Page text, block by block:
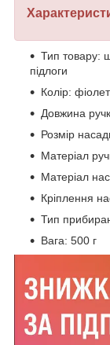
Тип товару:
підлоги
Колір:
Довжина
Розмір
Матеріал
Матеріал
Кріплення
Тип
Вага: 500 г